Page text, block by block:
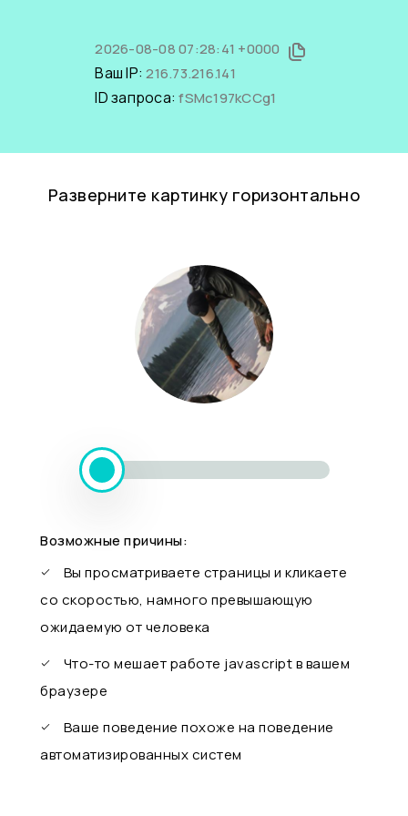
2026-08-08 07:28:41 +0000
Ваш IP:216.73.216.141
ID запроса:fSMc197kCCg1
Разверните картинку горизонтально
Возможные причины:
Вы просматриваете страницы и кликаете
со скоростью, намного превышающую
ожидаемую от человека
Что-то мешает работе javascript в вашем
браузере
Ваше поведение похоже на поведение
автоматизированных систем